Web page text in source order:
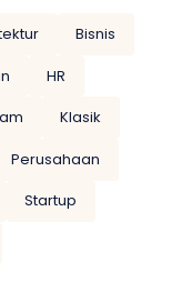
Bisnis
HR
Klasik
Perusahaan
Startup